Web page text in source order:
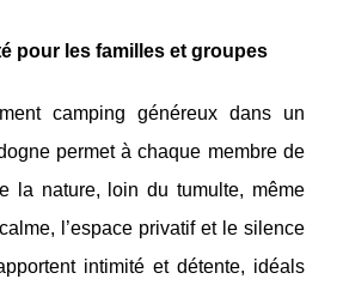
pour les familles et groupes
camping généreux dans un
permet à chaque membre de
la nature, loin du tumulte, même
l’espace privatif et le silence
intimité et détente, idéals